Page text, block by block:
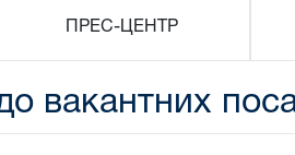
ПРЕС-ЦЕНТР
вакантних